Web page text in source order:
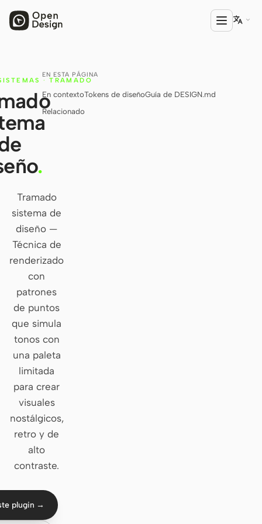
PRODUCTO
Open Design
HTML Anything
Codex Slides
Open Design Plugin
AGENTE
Codex
Cursor Agent
OpenCode
GitHub Copilot CLI
Grok Build
Kimi CLI
DeepSeek TUI
Aider

EN ESTA PÁGINA
En contextoTokens de diseñoGuía de DESIGN.md
Relacionado
· TRAMADO
.
Tramado
sistema de
diseño —
Técnica de
renderizado
con
patrones
de puntos
que simula
tonos con
una paleta
limitada
para crear
visuales
nostálgicos,
retro y de
alto
contraste.
plugin →